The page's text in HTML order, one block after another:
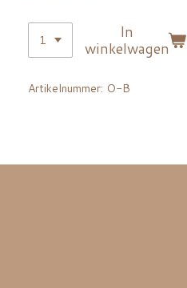
In
winkelwagen
Artikelnummer: O-B